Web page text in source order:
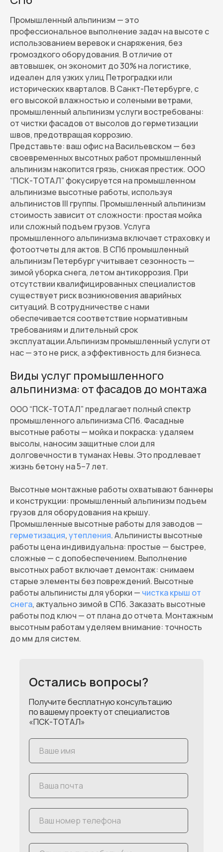
Промышленный альпинизм — это
профессиональное выполнение задач на высоте с
использованием веревок и снаряжения, без
громоздкого оборудования. В отличие от
автовышек, он экономит до 30% на логистике,
идеален для узких улиц Петроградки или
исторических кварталов. В Санкт-Петербурге, с
его высокой влажностью и солеными ветрами,
промышленный альпинизм услуги востребованы:
от чистки фасадов от высолов до герметизации
швов, предотвращая коррозию.
Представьте: ваш офис на Васильевском — без
своевременных высотных работ промышленный
альпинизм накопится грязь, снижая престиж. ООО
“ПСК-ТОТАЛ” фокусируется на промышленном
альпинизме высотные работы, используя
альпинистов III группы. Промышленный альпинизм
стоимость зависит от сложности: простая мойка
или сложный подъем грузов. Услуга
промышленного альпинизма включает страховку и
фотоотчеты для актов. В СПб промышленный
альпинизм Петербург учитывает сезонность —
зимой уборка снега, летом антикоррозия. При
отсутствии квалифицированных специалистов
существует риск возникновения аварийных
ситуаций. В сотрудничестве с нами
обеспечивается соответствие нормативным
требованиям и длительный срок
эксплуатации.Альпинизм промышленный услуги от
нас — это не риск, а эффективность для бизнеса.
Виды услуг промышленного
альпинизма: от фасадов до монтажа
ООО “ПСК-ТОТАЛ” предлагает полный спектр
промышленного альпинизма СПб. Фасадные
высотные работы — мойка и покраска: удаляем
высолы, наносим защитные слои для
долговечности в туманах Невы. Это продлевает
жизнь бетону на 5–7 лет.
Высотные монтажные работы охватывают баннеры
и конструкции: промышленный альпинизм подъем
грузов для оборудования на крышу.
Промышленные высотные работы для заводов —
герметизация,утепления. Альпинисты высотные
работы цена индивидуальна: простые — быстрее,
сложные — с допобеспечением. Выполнение
высотных работ включает демонтаж: снимаем
старые элементы без повреждений. Высотные
работы альпинисты для уборки — чистка крыш от
снега, актуально зимой в СПб. Заказать высотные
работы под ключ — от плана до отчета. Монтажным
высотным работам уделяем внимание: точность
до мм для систем.
Остались вопросы?
Получите бесплатную консультацию
по вашему проекту от специалистов
«ПСК-ТОТАЛ»